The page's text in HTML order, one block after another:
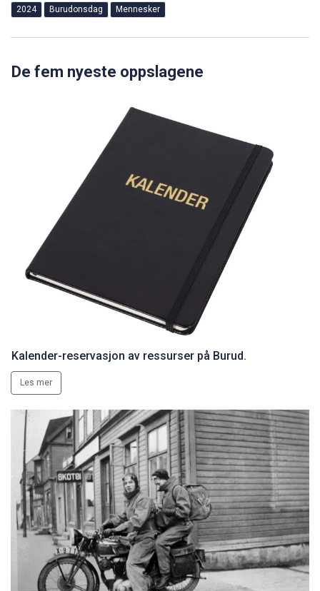
2024 Burudonsdag Mennesker
De fem nyeste oppslagene
Kalender-reservasjon av ressurser på Burud.
Les mer